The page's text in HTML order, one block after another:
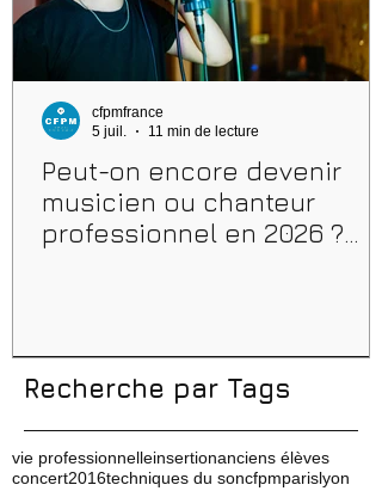
Peut-on encore devenir
musicien ou chanteur
professionnel en 2026 ?
cfpmfrance
5 juil.
11 min de lecture
Recherche par Tags
vie professionnelleinsertionanciens élèves
concert2016techniques du soncfpmparislyon